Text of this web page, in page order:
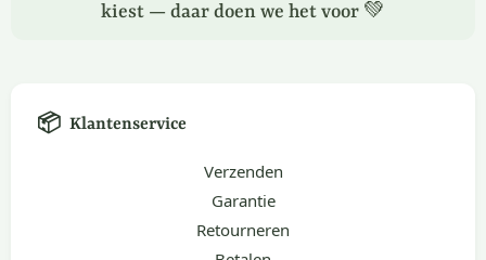
kiest — daar doen we het voor 💚
📦 Klantenservice
Verzenden
Garantie
Retourneren